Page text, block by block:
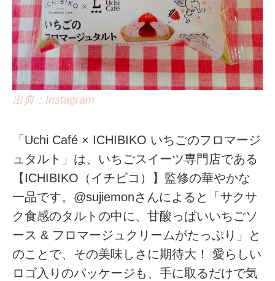
出典：Instagram
「Uchi Café × ICHIBIKO いちごのフロマージ
ュタルト」は、いちごスイーツ専門店である
【ICHIBIKO（イチビコ）】監修の華やかな
一品です。@sujiemonさんによると「サクサ
ク食感のタルトの中に、甘酸っぱいいちごソ
ース & フロマージュクリームがたっぷり」と
のことで、その美味しさに期待大！ 愛らしい
ロゴ入りのパッケージも、手に取るだけで気